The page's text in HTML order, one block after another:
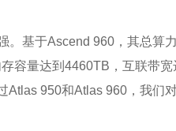
基于Ascend 960，其总算
容量达到4460TB，互联带
950和Atlas 960，我们